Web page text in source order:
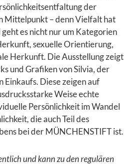
der
Mittelpunkt – denn Vielfalt hat
es nicht nur um Kategorien
sexuelle Orientierung,
Herkunft. Die Ausstellung zeigt
und Grafiken von Silvia, der
Einkaufs. Diese zeigen auf
Weise echte
Persönlichkeit im Wandel
die auch Teil des
bei der MÜNCHENSTIFT ist.
und kann zu den regulären